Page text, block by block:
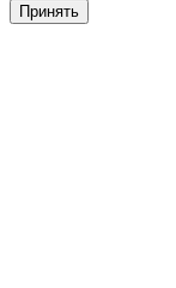
Принять